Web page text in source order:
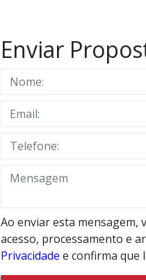
Enviar
Ao enviar esta mensagem,
acesso, processamento e
Privacidade e confirma que